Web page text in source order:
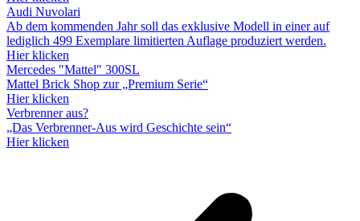
Audi Nuvolari
Ab dem kommenden Jahr soll das exklusive Modell in einer auf
lediglich 499 Exemplare limitierten Auflage produziert werden.
Hier klicken
Mercedes "Mattel" 300SL
Mattel Brick Shop zur „Premium Serie“
Hier klicken
Verbrenner aus?
„Das Verbrenner-Aus wird Geschichte sein“
Hier klicken